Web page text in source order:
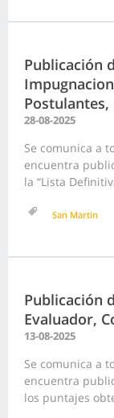
Publicación
Postulantes,
28-08-2025
Se comunica a
encuentra
la “Lista
San Martin
Publicación
Evaluador,
13-08-2025
Se comunica a
encuentra
los puntajes